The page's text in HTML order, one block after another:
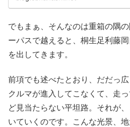
でもまぁ、そんなのは重箱の隅
ーパスで越えると、桐生足利藤
を出してきます。
前項でも述べたとおり、だだっ広
クルマが進入してこなくて、走
ど見当たらない平坦路。それが
いていくのです。こんな光景、